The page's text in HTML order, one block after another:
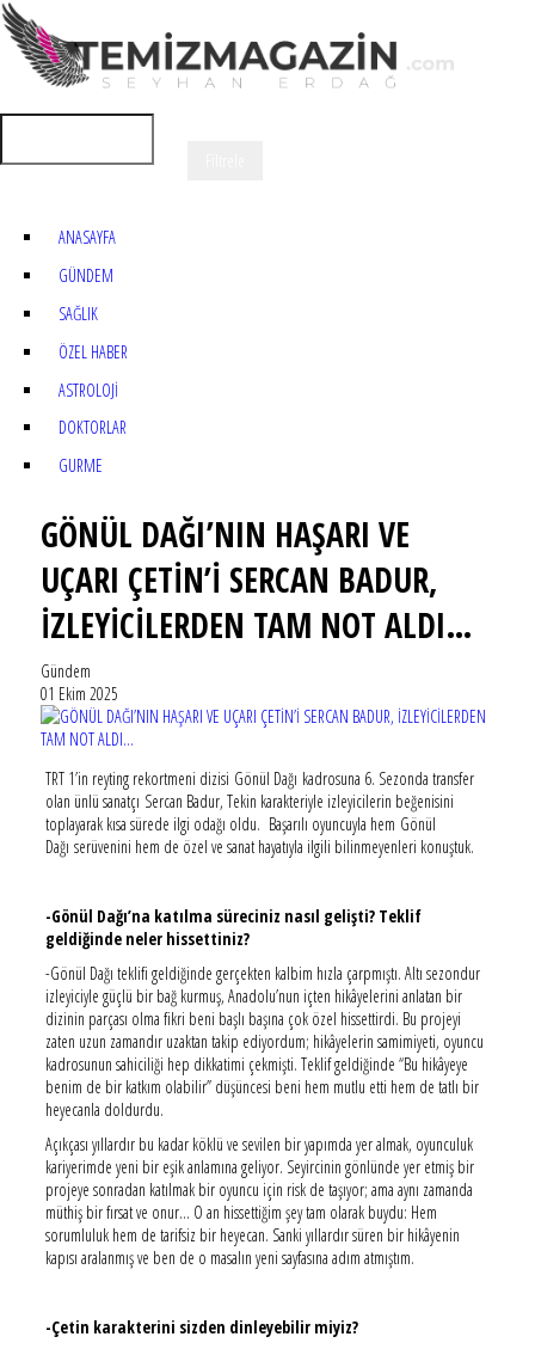
ANASAYFA
GÜNDEM
SAĞLIK
ÖZEL HABER
ASTROLOJİ
DOKTORLAR
GURME
GÖNÜL DAĞI’NIN HAŞARI VE
UÇARI ÇETİN’İ SERCAN BADUR,
İZLEYİCİLERDEN TAM NOT ALDI…
Gündem
01 Ekim 2025
TRT 1’in reyting rekortmeni dizisi Gönül Dağı kadrosuna 6. Sezonda transfer
olan ünlü sanatçı Sercan Badur, Tekin karakteriyle izleyicilerin beğenisini
toplayarak kısa sürede ilgi odağı oldu. Başarılı oyuncuyla hem Gönül
Dağı serüvenini hem de özel ve sanat hayatıyla ilgili bilinmeyenleri konuştuk.
-Gönül Dağı’na katılma süreciniz nasıl gelişti? Teklif
geldiğinde neler hissettiniz?
-Gönül Dağı teklifi geldiğinde gerçekten kalbim hızla çarpmıştı. Altı sezondur
izleyiciyle güçlü bir bağ kurmuş, Anadolu’nun içten hikâyelerini anlatan bir
dizinin parçası olma fikri beni başlı başına çok özel hissettirdi. Bu projeyi
zaten uzun zamandır uzaktan takip ediyordum; hikâyelerin samimiyeti, oyuncu
kadrosunun sahiciliği hep dikkatimi çekmişti. Teklif geldiğinde “Bu hikâyeye
benim de bir katkım olabilir” düşüncesi beni hem mutlu etti hem de tatlı bir
heyecanla doldurdu.
Açıkçası yıllardır bu kadar köklü ve sevilen bir yapımda yer almak, oyunculuk
kariyerimde yeni bir eşik anlamına geliyor. Seyircinin gönlünde yer etmiş bir
projeye sonradan katılmak bir oyuncu için risk de taşıyor; ama aynı zamanda
müthiş bir fırsat ve onur… O an hissettiğim şey tam olarak buydu: Hem
sorumluluk hem de tarifsiz bir heyecan. Sanki yıllardır süren bir hikâyenin
kapısı aralanmış ve ben de o masalın yeni sayfasına adım atmıştım.
-Çetin karakterini sizden dinleyebilir miyiz?